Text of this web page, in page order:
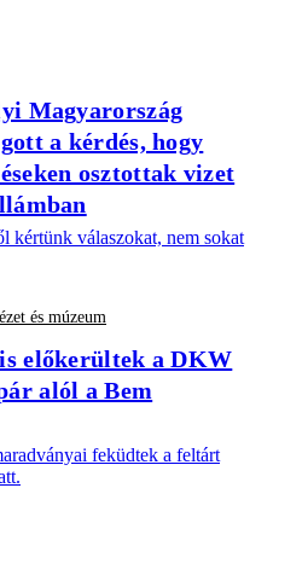
Magyarország
a kérdés, hogy
osztottak vizet
kértünk válaszokat, nem sokat
és múzeum
előkerültek a DKW
alól a Bem
feküdtek a feltárt